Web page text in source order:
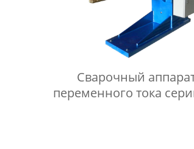
Сварочный
переменного тока